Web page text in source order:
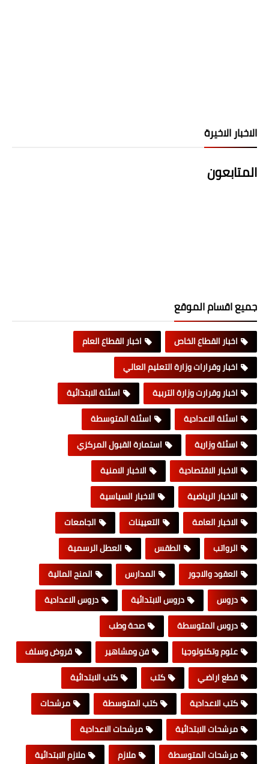
الاخبار الاخيرة
المتابعون
جميع اقسام الموقع
اخبار القطاع الخاص
اخبار القطاع العام
اخبار وقرارات وزارة التعليم العالي
اخبار وقرارت وزارة التربية
اسئلة الابتدائية
اسئلة الاعدادية
اسئلة المتوسطة
اسئلة وزارية
استمارة القبول المركزي
الاخبار الاقتصادية
الاخبار الامنية
الاخبار الرياضية
الاخبار السياسية
الاخبار العامة
التعيينات
الجامعات
الرواتب
الطقس
العطل الرسمية
العقود والاجور
المدارس
المنح المالية
دروس
دروس الابتدائية
دروس الاعدادية
دروس المتوسطة
صحة وطب
علوم وتكنولوجيا
فن ومشاهير
قروض وسلف
قطع اراضي
كتب
كتب الابتدائية
كتب الاعدادية
كتب المتوسطة
مرشحات
مرشحات الابتدائية
مرشحات الاعدادية
مرشحات المتوسطة
ملازم
ملازم الابتدائية